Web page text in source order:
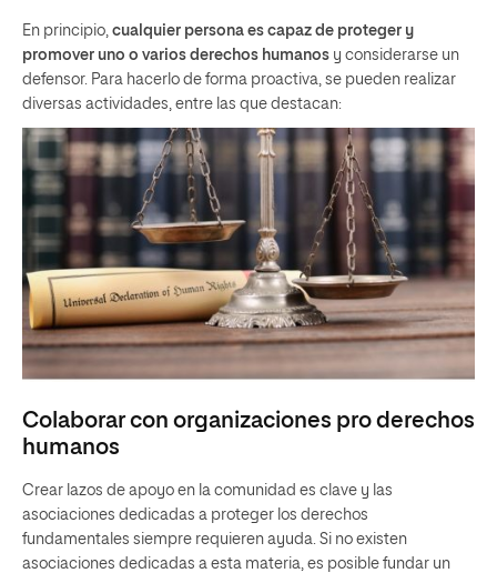
En principio, cualquier persona es capaz de proteger y
promover uno o varios derechos humanos y considerarse un
defensor. Para hacerlo de forma proactiva, se pueden realizar
diversas actividades, entre las que destacan:
Colaborar con organizaciones pro derechos
humanos
Crear lazos de apoyo en la comunidad es clave y las
asociaciones dedicadas a proteger los derechos
fundamentales siempre requieren ayuda. Si no existen
asociaciones dedicadas a esta materia, es posible fundar un